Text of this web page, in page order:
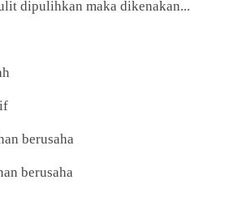
dipulihkan maka dikenakan...
berusaha
berusaha